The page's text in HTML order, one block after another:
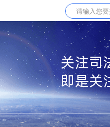
关注司
即是关